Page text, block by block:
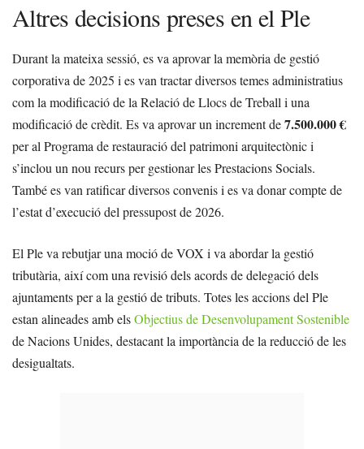
Altres decisions preses en el Ple
Durant la mateixa sessió, es va aprovar la memòria de gestió
corporativa de 2025 i es van tractar diversos temes administratius
com la modificació de la Relació de Llocs de Treball i una
modificació de crèdit. Es va aprovar un increment de7.500.000 €
per al Programa de restauració del patrimoni arquitectònic i
s’inclou un nou recurs per gestionar les Prestacions Socials.
També es van ratificar diversos convenis i es va donar compte de
l’estat d’execució del pressupost de 2026.
El Ple va rebutjar una moció de VOX i va abordar la gestió
tributària, així com una revisió dels acords de delegació dels
ajuntaments per a la gestió de tributs. Totes les accions del Ple
estan alineades amb elsObjectius de Desenvolupament Sostenible
de Nacions Unides, destacant la importància de la reducció de les
desigualtats.